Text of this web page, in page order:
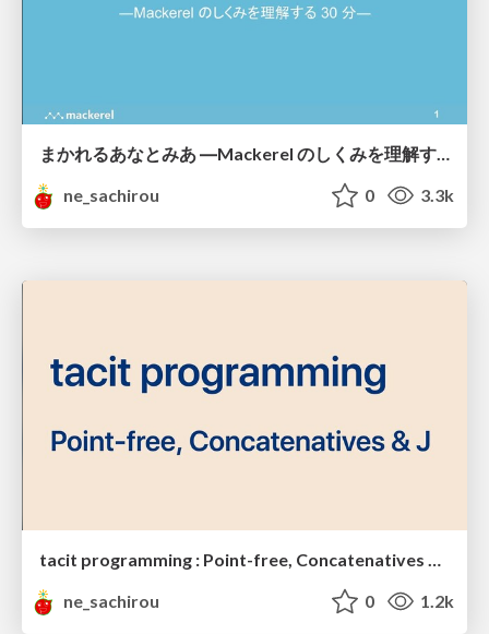
まかれるあなとみあ ―Mackerel のしくみを理解する 30 分― @ Hatena Engineer Seminar #16
ne_sachirou
0 3.3k
tacit programming : Point-free, Concatenatives & J
ne_sachirou
0 1.2k